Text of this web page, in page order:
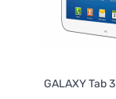
GALAXY Tab 3